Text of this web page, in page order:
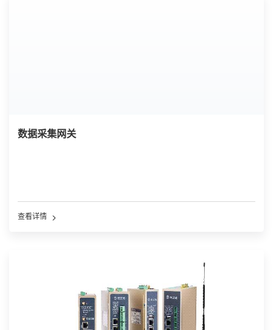
数据采集网关
查看详情